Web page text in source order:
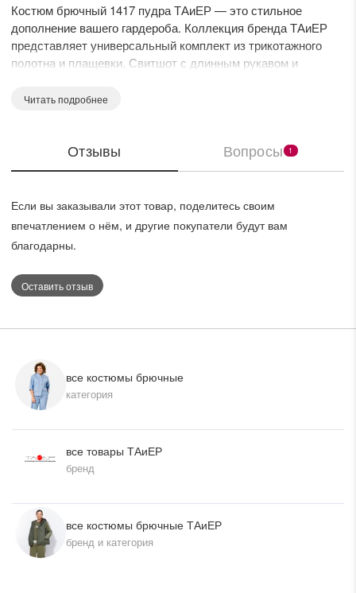
Костюм брючный 1417 пудра ТАиЕР — это стильное
дополнение вашего гардероба. Коллекция бренда ТАиЕР
представляет универсальный комплект из трикотажного
полотна и плащевки. Свитшот с длинным рукавом и
благодаря рельефным линиям и кругой горловине. Прямые
капюшоном и центральной застежкой на молнию
обеспечивает дополнительное тепло. Костюм выполнен в
прогулочных образов в прохладные сезоны.
Читать подробнее
Отзывы Вопросы 1
Если вы заказывали этот товар, поделитесь своим
впечатлением о нём, и другие покупатели будут вам
благодарны.
Оставить отзыв
все костюмы брючные
категория
все товары ТАиЕР
бренд
все костюмы брючные ТАиЕР
бренд и категория